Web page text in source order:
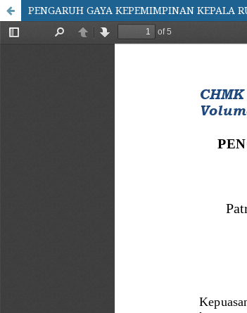
PENGARUH GAYA KEPEMIMPINAN KEPALA